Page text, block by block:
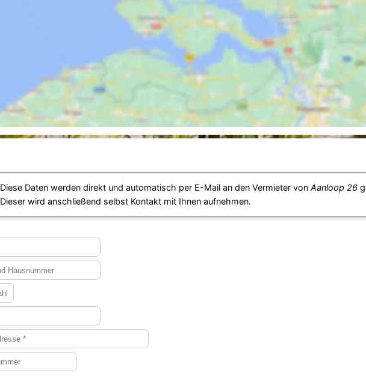
Diese Daten werden direkt und automatisch per E-Mail an den Vermieter von Aanloop 26
Dieser wird anschließend selbst Kontakt mit Ihnen aufnehmen.